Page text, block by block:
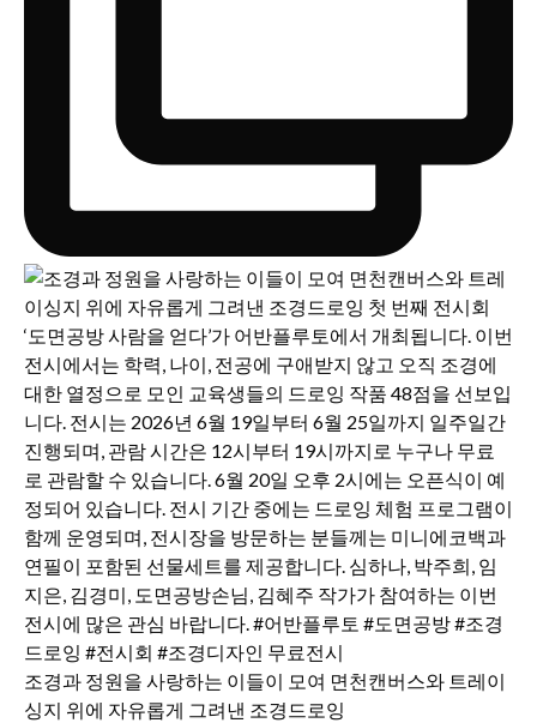
조경과 정원을 사랑하는 이들이 모여 면천캔버스와 트레이
싱지 위에 자유롭게 그려낸 조경드로잉